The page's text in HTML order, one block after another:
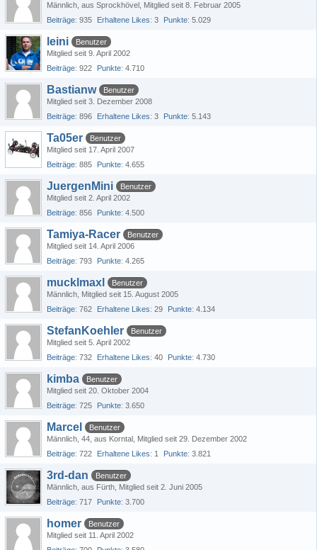
Männlich aus Sprockhövel Mitglied seit 8. Februar 2005
Beiträge 935 Erhaltene Likes 3 Punkte 5.029
leini
Benutzer
Mitglied seit 9. April 2002
Beiträge 922 Punkte 4.710
Bastianw
Benutzer
Mitglied seit 3. Dezember 2008
Beiträge 896 Erhaltene Likes 3 Punkte 5.143
Ta05er
Benutzer
Mitglied seit 17. April 2007
Beiträge 885 Punkte 4.655
JuergenMini
Benutzer
Mitglied seit 2. April 2002
Beiträge 856 Punkte 4.500
Tamiya-Racer
Benutzer
Mitglied seit 14. April 2006
Beiträge 793 Punkte 4.265
mucklmaxl
Benutzer
Männlich Mitglied seit 15. August 2005
Beiträge 762 Erhaltene Likes 29 Punkte 4.134
StefanKoehler
Benutzer
Mitglied seit 5. April 2002
Beiträge 732 Erhaltene Likes 40 Punkte 4.730
kimba
Benutzer
Mitglied seit 20. Oktober 2004
Beiträge 725 Punkte 3.650
Marcel
Benutzer
Männlich 44 aus Korntal Mitglied seit 29. Dezember 2002
Beiträge 722 Erhaltene Likes 1 Punkte 3.821
3rd-dan
Benutzer
Männlich aus Fürth Mitglied seit 2. Juni 2005
Beiträge 717 Punkte 3.700
homer
Benutzer
Mitglied seit 11. April 2002